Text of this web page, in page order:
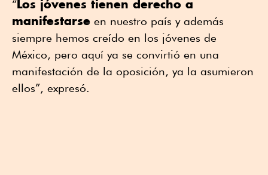
“Los jóvenes tienen derecho a
manifestarse en nuestro país y además
siempre hemos creído en los jóvenes de
México, pero aquí ya se convirtió en una
manifestación de la oposición, ya la asumieron
ellos”, expresó.